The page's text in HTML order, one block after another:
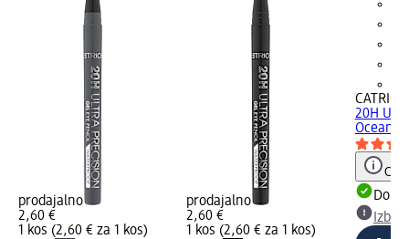
prodajalno
2,60 €
1 kos (2,60 € za 1 kos)
prodajalno
2,60 €
1 kos (2,60 € za 1 kos)
CATRICE
20H